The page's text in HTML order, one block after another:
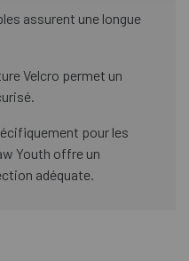
assurent une longue
Velcro permet un
pour les
Youth offre un
adéquate.